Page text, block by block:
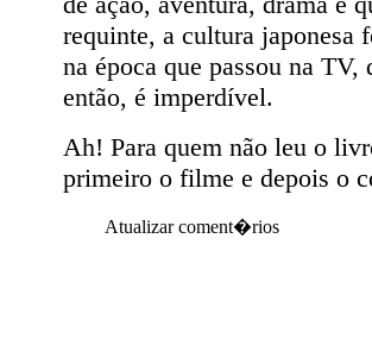
requinte, a cultura japonesa
na época que passou na
então, é imperdível.
Ah! Para quem não leu o
primeiro o filme e depois o
Atualizar coment�rios